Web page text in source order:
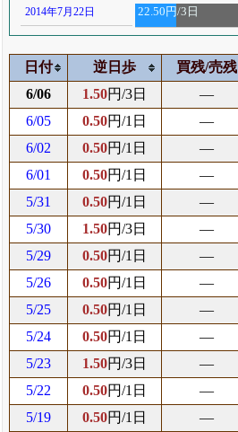
2014年7月22日 22.50円/3日
日付 逆日歩
買残/売残
6/06
1.50円/3日
―
6/05
0.50円/1日
―
6/02
0.50円/1日
―
6/01
0.50円/1日
―
5/31
0.50円/1日
―
5/30
1.50円/3日
―
5/29
0.50円/1日
―
5/26
0.50円/1日
―
5/25
0.50円/1日
―
5/24
0.50円/1日
―
5/23
1.50円/3日
―
5/22
0.50円/1日
―
5/19
0.50円/1日
―